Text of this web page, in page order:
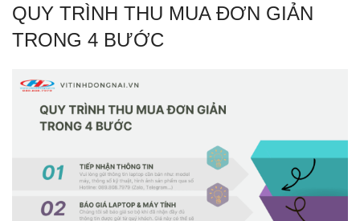
QUY TRÌNH THU MUA ĐƠN GIẢN
TRONG 4 BƯỚC